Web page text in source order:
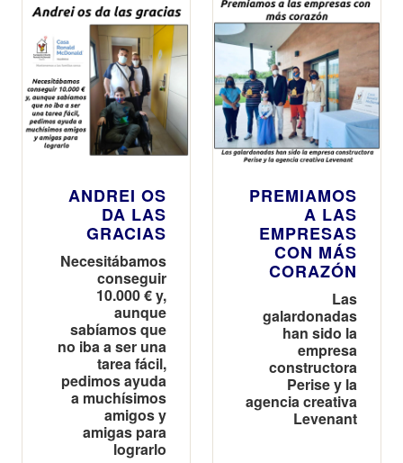
ANDREI OS
DA LAS
GRACIAS
Necesitábamos
conseguir
10.000 € y,
aunque
sabíamos que
no iba a ser una
tarea fácil,
pedimos ayuda
a muchísimos
amigos y
amigas para
lograrlo
PREMIAMOS
A LAS
EMPRESAS
CON MÁS
CORAZÓN
Las
galardonadas
han sido la
empresa
constructora
Perise y la
agencia creativa
Levenant